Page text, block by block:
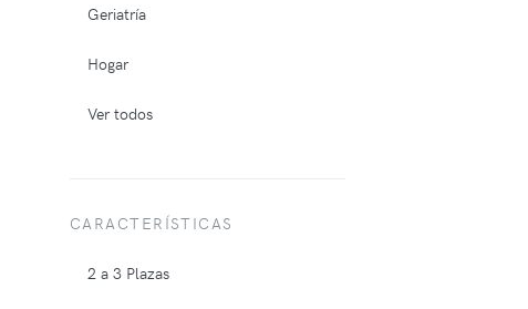
Geriatría
Hogar
Ver todos
CARACTERÍSTICAS
2 a 3 Plazas